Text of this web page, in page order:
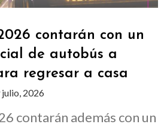
contarán con un
de autobús a
regresar a casa
julio, 2026
contarán además con un